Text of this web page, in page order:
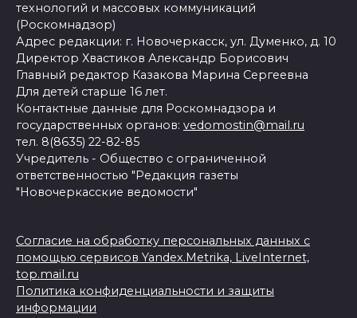
технологий и массовых коммуникаций
(Роскомнадзор)
Адрес редакции: г. Новочеркасск, ул. Думенко, д. 10
Директор Хвастиков Александр Борисович
Главный редактор Казакова Марина Сергеевна
Для детей старше 16 лет.
Контактные данные для Роскомнадзора и
государственных органов: vedomostin@mail.ru
тел. 8(8635) 22-82-85
Учредитель - Общество с ограниченной
ответственностью "Редакция газеты
"Новочеркасские ведомости"
Согласие на обработку персональных данных с
помощью сервисов Yandex.Metrika, LiveInternet,
top.mail.ru
Политика конфиденциальности и защиты
информации